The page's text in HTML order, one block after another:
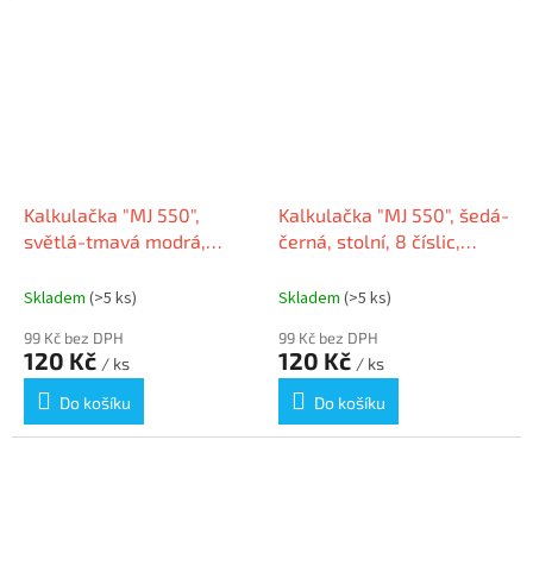
Kalkulačka "MJ 550",
světlá-tmavá modrá,
7263434
Skladem (>5 ks)
99 Kč bez DPH
120 Kč / ks
Do košíku
Kalkulačka "MJ 550", šedá-
černá, stolní, 8 číslic,
Skladem (>5 ks)
99 Kč bez DPH
120 Kč / ks
Do košíku